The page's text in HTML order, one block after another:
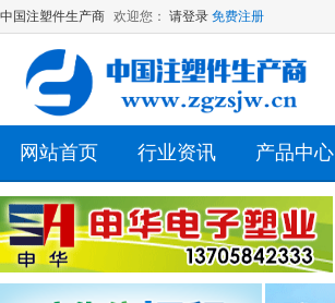
中国注塑件生产商 欢迎您： 请登录 免费注册
网站首页 行业资讯 产品中心